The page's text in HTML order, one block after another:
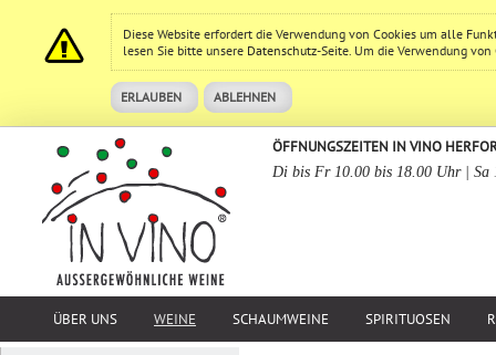
Diese Website erfordert die Verwendung von Cookies um alle
lesen Sie bitte unsere Datenschutz-Seite. Um die Verwendung
ERLAUBEN ABLEHNEN
ÖFFNUNGSZEITEN IN VINO
Di bis Fr 10.00 bis 18.00 Uhr | Sa
ÜBER UNS WEINE SCHAUMWEINE SPIRITUOSEN